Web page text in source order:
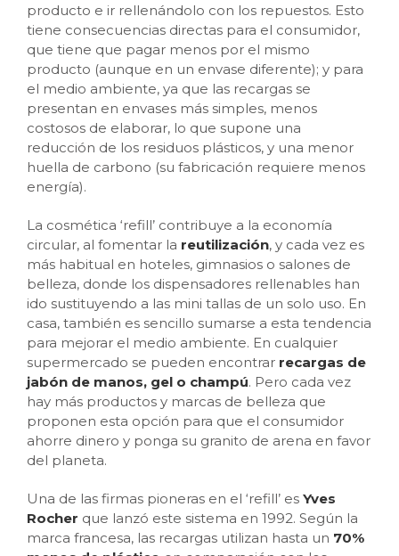
producto e ir rellenándolo con los repuestos. Esto
tiene consecuencias directas para el consumidor,
que tiene que pagar menos por el mismo
producto (aunque en un envase diferente); y para
el medio ambiente, ya que las recargas se
presentan en envases más simples, menos
costosos de elaborar, lo que supone una
reducción de los residuos plásticos, y una menor
huella de carbono (su fabricación requiere menos
energía).
La cosmética ‘refill’ contribuye a la economía
circular, al fomentar la reutilización, y cada vez es
más habitual en hoteles, gimnasios o salones de
belleza, donde los dispensadores rellenables han
ido sustituyendo a las mini tallas de un solo uso. En
casa, también es sencillo sumarse a esta tendencia
para mejorar el medio ambiente. En cualquier
supermercado se pueden encontrar recargas de
jabón de manos, gel o champú. Pero cada vez
hay más productos y marcas de belleza que
proponen esta opción para que el consumidor
ahorre dinero y ponga su granito de arena en favor
del planeta.
Una de las firmas pioneras en el ‘refill’ es Yves
Rocher que lanzó este sistema en 1992. Según la
marca francesa, las recargas utilizan hasta un 70%